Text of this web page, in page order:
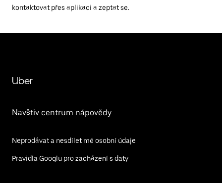
kontaktovat přes aplikaci a zeptat se.
Uber
Navštiv centrum nápovědy
Neprodávat a nesdílet mé osobní údaje
Pravidla Googlu pro zacházení s daty